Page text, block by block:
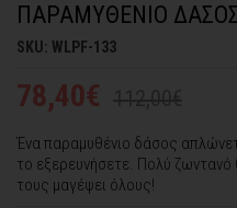
ΠΑΡΑΜΥΘΕΝΙΟ
SKU: WLPF-133
78,40€
Ένα παραμυθένιο δάσος
το εξερευνήσετε. Πολύ
τους μαγέψει όλους!